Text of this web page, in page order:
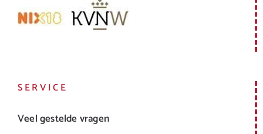
SERVICE
Veel gestelde vragen